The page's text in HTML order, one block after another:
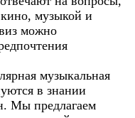
музыкой и
можно
музыкальная
в знании
Мы предлагаем